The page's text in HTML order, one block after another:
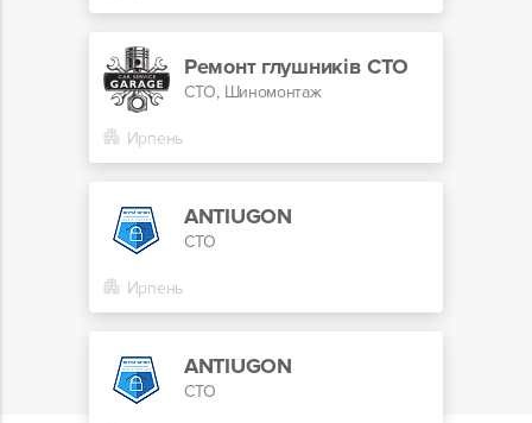
Ремонт глушників СТО
СТО, Шиномонтаж
Ирпень
ANTIUGON
СТО
Ирпень
ANTIUGON
СТО